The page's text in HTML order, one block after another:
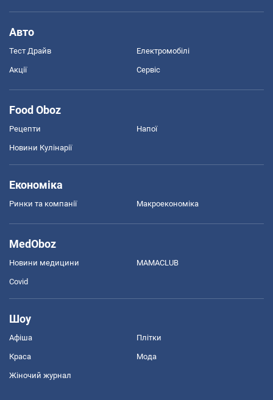
Авто
Тест Драйв Електромобілі
Акції Сервіс
Food Oboz
Рецепти Напої
Новини Кулінарії
Економіка
Ринки та компанії Макроекономіка
MedOboz
Новини медицини MAMACLUB
Covid
Шоу
Афіша Плітки
Краса Мода
Жіночий журнал